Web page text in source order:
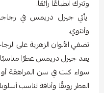
وتترك انطباعًا رائعًا.
يأتي جيرل دريمس في
وأنثوي.
تضفي الألوان الزهرية على
يعد جيرل دريمس عطرًا مناسبًا
سواء كنت في سن المراهقة
العطر رونقًا وأناقة تناسب